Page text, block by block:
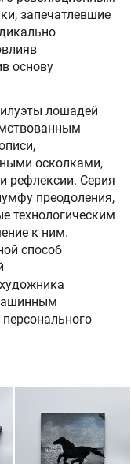
запечатлевшие
основу
лошадей
осколками,
рефлексии. Серия
преодоления,
технологическим
к ним.
способ